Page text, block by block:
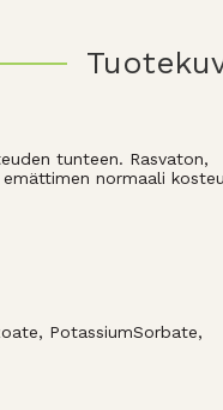
tunteen. Rasvaton,
normaali
PotassiumSorbate,